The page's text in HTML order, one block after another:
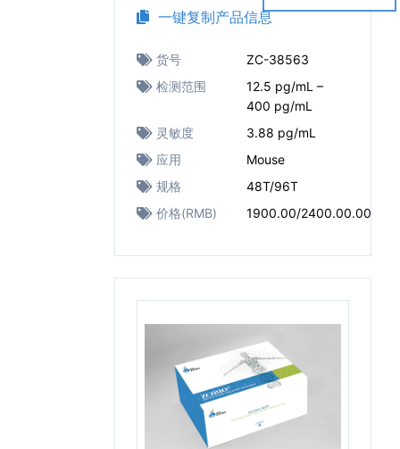
一键复制产品信息
货号
ZC-38563
检测范围
12.5 pg/mL –
400 pg/mL
灵敏度
3.88 pg/mL
应用
Mouse
规格
48T/96T
价格(RMB)
1900.00/2400.00.00